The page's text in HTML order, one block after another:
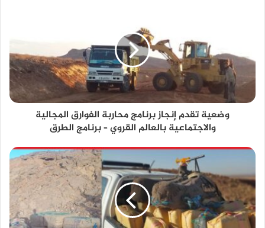
وضعية تقدم إنجاز برنامج محاربة الفوارق المجالية
والاجتماعية بالعالم القروي – برنامج الطرق